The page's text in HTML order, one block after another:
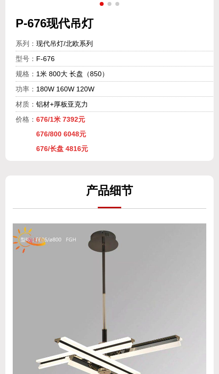
P-676现代吊灯
系列： 现代吊灯/北欧系列
型号： F-676
规格： 1米 800大 长盘（850）
功率： 180W 160W 120W
材质： 铝材+厚板亚克力
价格： 676/1米 7392元
676/800 6048元
676/长盘 4816元
产品细节